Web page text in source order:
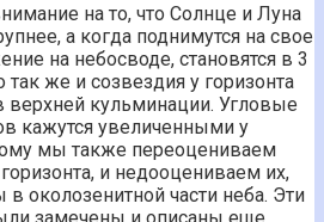
на то, что Солнце и Луна
а когда поднимутся на свое
на небосводе, становятся в 3
же и созвездия у горизонта
верхней кульминации. Угловые
кажутся увеличенными у
мы также переоцениваем
и недооцениваем их,
околозенитной части неба. Эти
замечены и описаны еще